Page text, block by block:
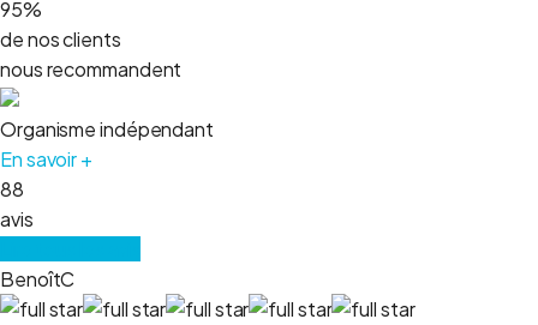
95%
de nos clients
nous recommandent
Organisme indépendant
En savoir +
88
avis
BenoîtC